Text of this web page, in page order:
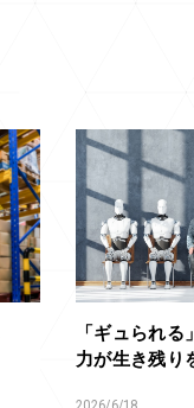
「ギュられ
力が生き残り